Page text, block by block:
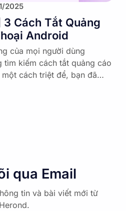
2025
Cách Tắt Quảng
Android
của mọi người dùng
tìm kiếm cách tắt quảng cáo
cách triệt để, bạn đã…
qua Email
tin và bài viết mới từ
Herond.